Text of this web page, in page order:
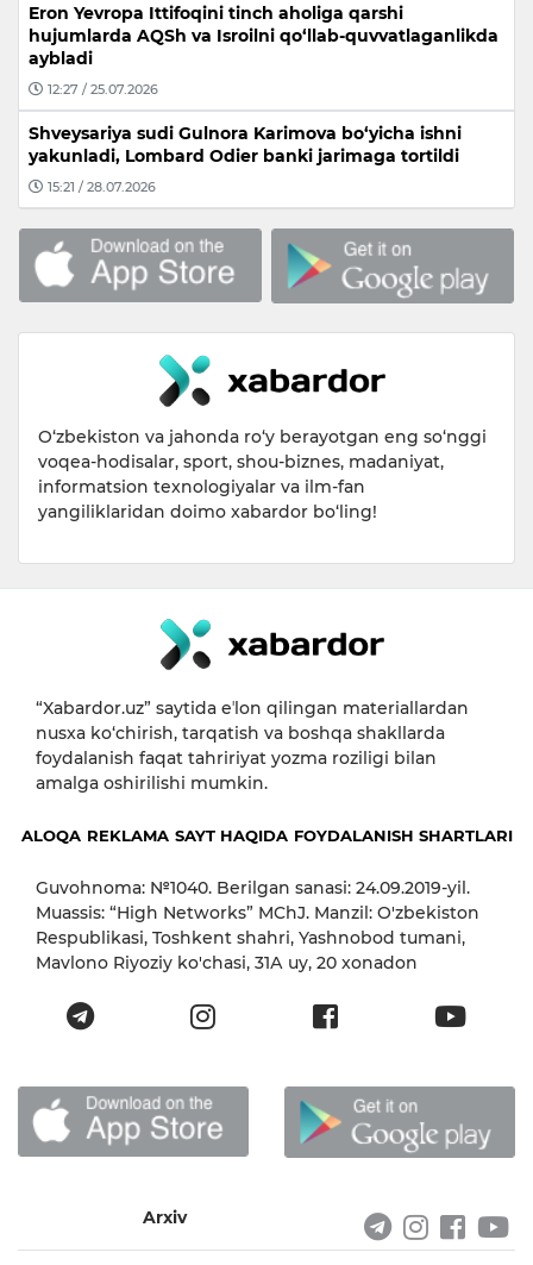
Eron Yevropa Ittifoqini tinch aholiga qarshi
hujumlarda AQSh va Isroilni qo‘llab-quvvatlaganlikda
aybladi
12:27 / 25.07.2026
Shveysariya sudi Gulnora Karimova bo‘yicha ishni
yakunladi, Lombard Odier banki jarimaga tortildi
15:21 / 28.07.2026
O‘zbekiston va jahonda ro‘y berayotgan eng so‘nggi
voqea-hodisalar, sport, shou-biznes, madaniyat,
informatsion texnologiyalar va ilm-fan
yangiliklaridan doimo xabardor bo‘ling!
“Xabardor.uz” saytida eʼlon qilingan materiallardan
nusxa ko‘chirish, tarqatish va boshqa shakllarda
foydalanish faqat tahririyat yozma roziligi bilan
amalga oshirilishi mumkin.
ALOQA REKLAMA SAYT HAQIDA FOYDALANISH SHARTLARI
Guvohnoma: №1040. Berilgan sanasi: 24.09.2019-yil.
Muassis: “High Networks” MChJ. Manzil: O'zbekiston
Respublikasi, Toshkent shahri, Yashnobod tumani,
Mavlono Riyoziy ko'chasi, 31А uy, 20 xonadon
Arxiv